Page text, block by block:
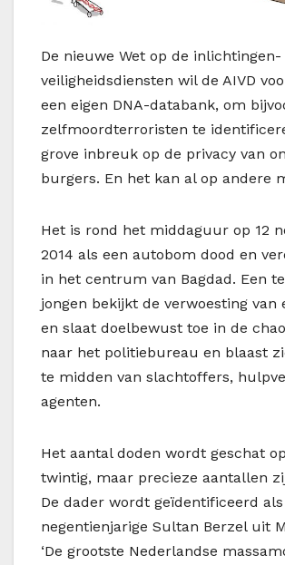
De nieuwe Wet op de inlichtingen-
veiligheidsdiensten wil de AIVD
een eigen DNA-databank, om
zelfmoordterroristen te
grove inbreuk op de privacy van
burgers. En het kan al op andere
Het is rond het middaguur op 12
2014 als een autobom dood en
in het centrum van Bagdad. Een
jongen bekijkt de verwoesting van
en slaat doelbewust toe in de
naar het politiebureau en blaast
te midden van slachtoffers,
agenten.
Het aantal doden wordt geschat
twintig, maar precieze aantallen
De dader wordt geïdentificeerd
negentienjarige Sultan Berzel uit
‘De grootste Nederlandse